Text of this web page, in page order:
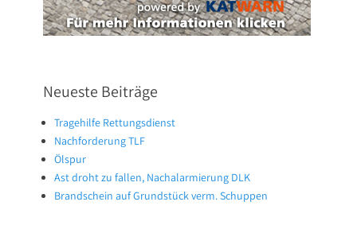
Neueste Beiträge
Tragehilfe Rettungsdienst
Nachforderung TLF
Ölspur
Ast droht zu fallen, Nachalarmierung DLK
Brandschein auf Grundstück verm. Schuppen